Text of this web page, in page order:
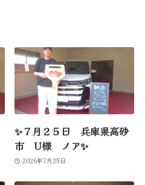
✨７月２５日 兵庫県高砂
市 U様 ノア✨
2026年7月25日